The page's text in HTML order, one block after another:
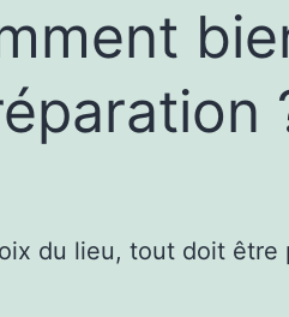
du lieu, tout doit être